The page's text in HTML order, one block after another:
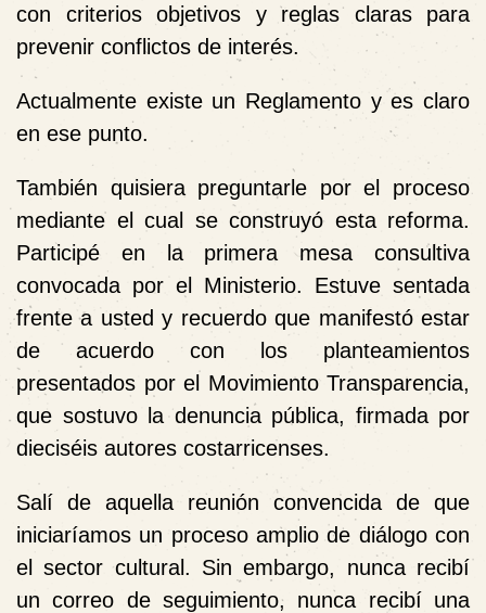
con criterios objetivos y reglas claras para
prevenir conflictos de interés.
Actualmente existe un Reglamento y es claro
en ese punto.
También quisiera preguntarle por el proceso
mediante el cual se construyó esta reforma.
Participé en la primera mesa consultiva
convocada por el Ministerio. Estuve sentada
frente a usted y recuerdo que manifestó estar
de acuerdo con los planteamientos
presentados por el Movimiento Transparencia,
que sostuvo la denuncia pública, firmada por
dieciséis autores costarricenses.
Salí de aquella reunión convencida de que
iniciaríamos un proceso amplio de diálogo con
el sector cultural. Sin embargo, nunca recibí
un correo de seguimiento, nunca recibí una